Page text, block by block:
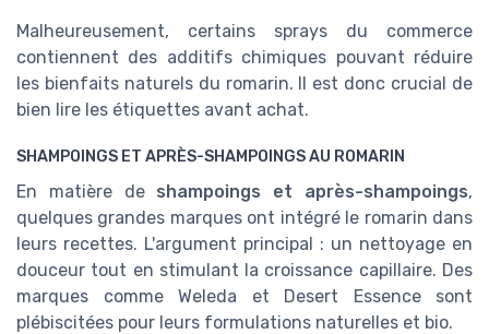
Malheureusement, certains sprays du commerce
contiennent des additifs chimiques pouvant réduire
les bienfaits naturels du romarin. Il est donc crucial de
bien lire les étiquettes avant achat.
SHAMPOINGS ET APRÈS-SHAMPOINGS AU ROMARIN
En matière de shampoings et après-shampoings,
quelques grandes marques ont intégré le romarin dans
leurs recettes. L'argument principal : un nettoyage en
douceur tout en stimulant la croissance capillaire. Des
marques comme Weleda et Desert Essence sont
plébiscitées pour leurs formulations naturelles et bio.